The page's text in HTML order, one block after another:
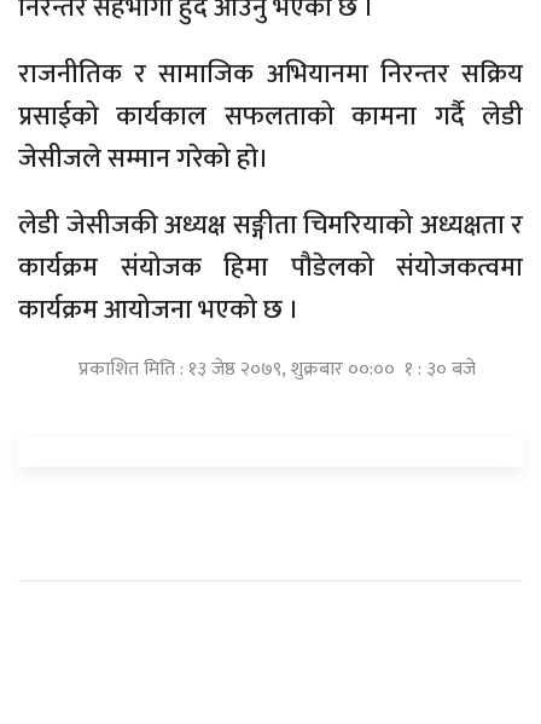
राजनीतिक र सामाजिक अभियानमा निरन्तर सक्रिय
प्रसाईको कार्यकाल सफलताको कामना गर्दै लेडी
जेसीजले सम्मान गरेको हाे।
लेडी जेसीजकी अध्यक्ष सङ्गीता चिमरियाको अध्यक्षता र
कार्यक्रम संयोजक हिमा पौडेलको संयोजकत्वमा
कार्यक्रम आयोजना भएको छ ।
प्रकाशित मिति : १३ जेष्ठ २०७९, शुक्रबार ००:०० १ : ३० बजे